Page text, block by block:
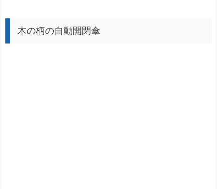
木の柄の自動開閉傘